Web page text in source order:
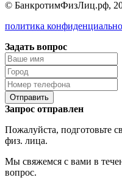
© БанкротимФизЛиц.рф,
политика
Задать вопрос
Отправить
Запрос отправлен
Пожалуйста, подготовьте
физ. лица.
Мы свяжемся с вами в
вопрос.